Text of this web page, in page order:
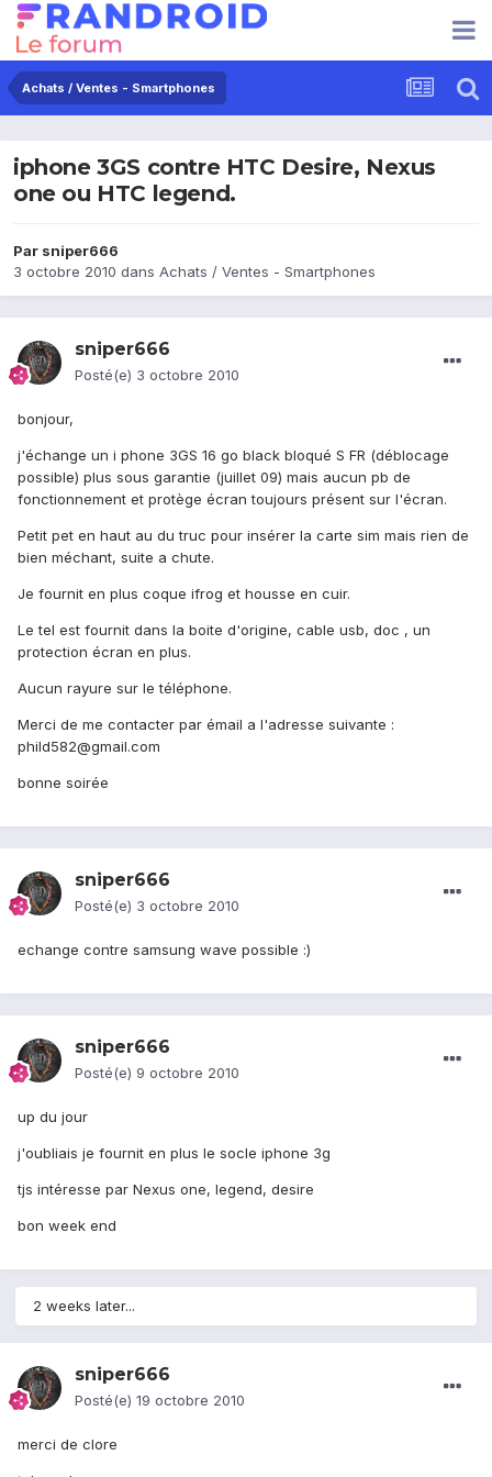
Achats / Ventes - Smartphones
iphone 3GS contre HTC Desire, Nexus
one ou HTC legend.
Par sniper666
3 octobre 2010 dans Achats / Ventes - Smartphones
sniper666
Posté(e) 3 octobre 2010
bonjour,
j'échange un i phone 3GS 16 go black bloqué S FR (déblocage
possible) plus sous garantie (juillet 09) mais aucun pb de
fonctionnement et protège écran toujours présent sur l'écran.
Petit pet en haut au du truc pour insérer la carte sim mais rien de
bien méchant, suite a chute.
Je fournit en plus coque ifrog et housse en cuir.
Le tel est fournit dans la boite d'origine, cable usb, doc , un
protection écran en plus.
Aucun rayure sur le téléphone.
Merci de me contacter par émail a l'adresse suivante :
phild582@gmail.com
bonne soirée
sniper666
Posté(e) 3 octobre 2010
echange contre samsung wave possible :)
sniper666
Posté(e) 9 octobre 2010
up du jour
j'oubliais je fournit en plus le socle iphone 3g
tjs intéresse par Nexus one, legend, desire
bon week end
2 weeks later...
sniper666
Posté(e) 19 octobre 2010
merci de clore